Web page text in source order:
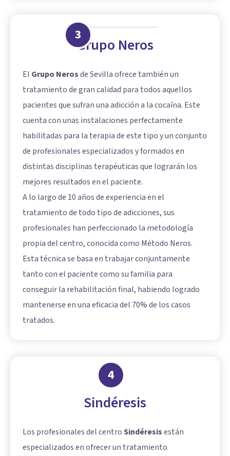
3
Grupo Neros
El Grupo Nerosde Sevilla ofrece también un
tratamiento de gran calidad para todos aquellos
pacientes que sufran una adicción a la cocaína. Este
cuenta con unas instalaciones perfectamente
habilitadas para la terapia de este tipo y un conjunto
de profesionales especializados y formados en
distintas disciplinas terapéuticas que lograrán los
mejores resultados en el paciente.
A lo largo de 10 años de experiencia en el
tratamiento de todo tipo de adicciones, sus
profesionales han perfeccionado la metodología
propia del centro, conocida como Método Neros.
Esta técnica se basa en trabajar conjuntamente
tanto con el paciente como su familia para
conseguir la rehabilitación final, habiendo logrado
mantenerse en una eficacia del 70% de los casos
tratados.
4
Sindéresis
Los profesionales del centroSindéresisestán
especializados en ofrecer un tratamiento